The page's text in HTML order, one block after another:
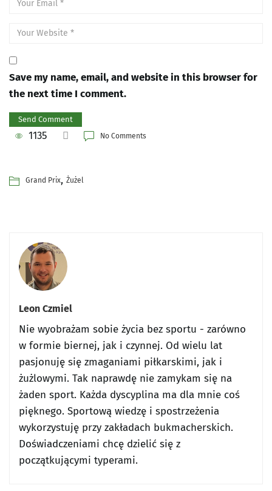
Save my name, email, and website in this browser for
the next time I comment.
1135 No Comments
Grand Prix, Żużel
Leon Czmiel
Nie wyobrażam sobie życia bez sportu - zarówno
w formie biernej, jak i czynnej. Od wielu lat
pasjonuję się zmaganiami piłkarskimi, jak i
żużlowymi. Tak naprawdę nie zamykam się na
żaden sport. Każda dyscyplina ma dla mnie coś
pięknego. Sportową wiedzę i spostrzeżenia
wykorzystuję przy zakładach bukmacherskich.
Doświadczeniami chcę dzielić się z
początkującymi typerami.